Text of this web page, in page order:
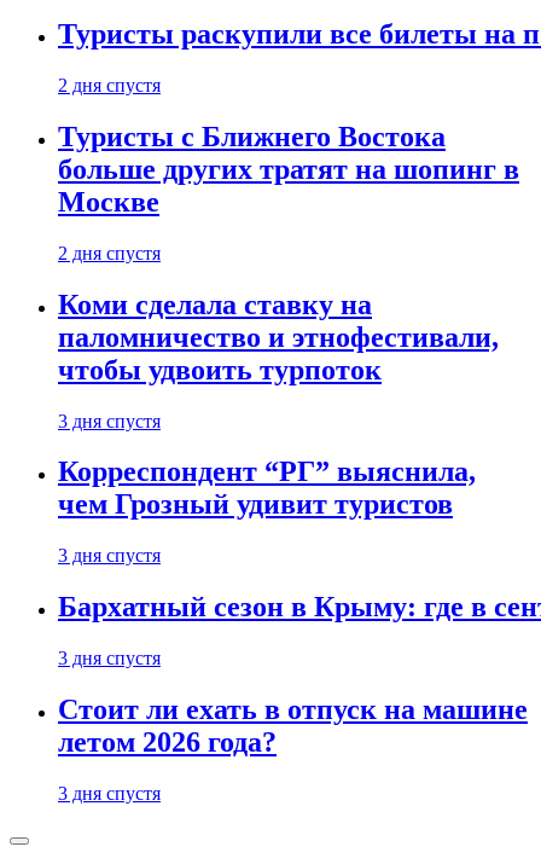
Туристы раскупили все билеты на
2 дня спустя
Туристы с Ближнего Востока
больше других тратят на шопинг в
Москве
2 дня спустя
Коми сделала ставку на
паломничество и этнофестивали,
чтобы удвоить турпоток
3 дня спустя
Корреспондент “РГ” выяснила,
чем Грозный удивит туристов
3 дня спустя
Бархатный сезон в Крыму: где в
3 дня спустя
Стоит ли ехать в отпуск на машине
летом 2026 года?
3 дня спустя